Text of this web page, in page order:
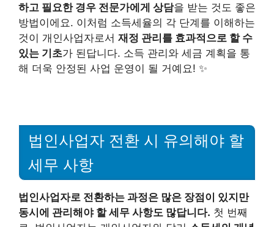
하고 필요한 경우 전문가에게 상담을 받는 것도 좋은
방법이에요. 이처럼 소득세율의 각 단계를 이해하는
것이 개인사업자로서 재정 관리를 효과적으로 할 수
있는 기초가 된답니다. 소득 관리와 세금 계획을 통
해 더욱 안정된 사업 운영이 될 거예요! ✨
법인사업자 전환 시 유의해야 할
세무 사항
법인사업자로 전환하는 과정은 많은 장점이 있지만
동시에 관리해야 할 세무 사항도 많답니다. 첫 번째